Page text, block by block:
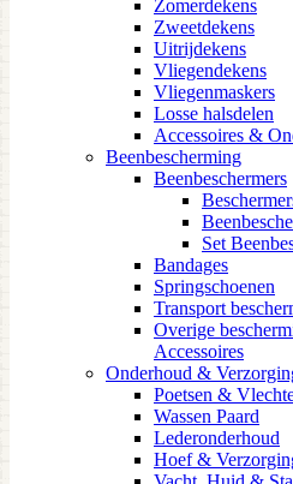
Zomerdekens
Zweetdekens
Uitrijdekens
Vliegendekens
Vliegenmaskers
Losse halsdelen
Accessoires &
Beenbescherming
Beenbeschermers
Set
Bandages
Springschoenen
Transport
Overige
Accessoires
Onderhoud &
Poetsen &
Wassen Paard
Lederonderhoud
Hoef &